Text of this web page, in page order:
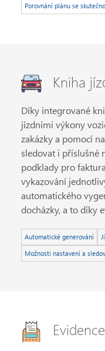
Porovnání plánu se
Kniha
Díky integrované
jízdními výkony
zakázky a pomocí
sledovat i příslušné
podklady pro
vykazování
automatického
docházky, a to díky
Automatické generování
Možnosti nastavení a